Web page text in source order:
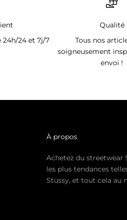
24h/24 et 7j/7
Qualité
Tous nos
soigneusement
envoi !
À propos
Achetez du streetwear
les plus tendances
Stüssy, et tout cela au